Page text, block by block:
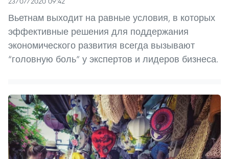
Вьетнам выходит на равные условия, в которых
эффективные решения для поддержания
экономического развития всегда вызывают
“головную боль” у экспертов и лидеров бизнеса.